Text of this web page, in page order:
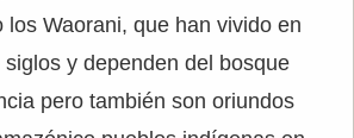
los Waorani, que han vivido en
y dependen del bosque
pero también son oriundos